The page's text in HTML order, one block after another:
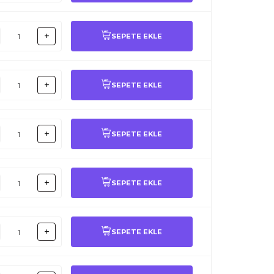
SEPETE EKLE
SEPETE EKLE
SEPETE EKLE
SEPETE EKLE
SEPETE EKLE